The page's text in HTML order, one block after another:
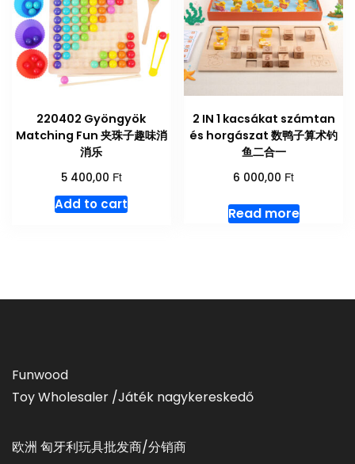
220402 Gyöngyök
Matching Fun 夹珠子趣味消
消乐
5 400,00 Ft
Add to cart
2 IN 1 kacsákat számtan
és horgászat 数鸭子算术钓
鱼二合一
6 000,00 Ft
Read more
Funwood
Toy Wholesaler /Játék nagykereskedő
欧洲 匈牙利玩具批发商/分销商